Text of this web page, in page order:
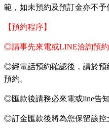
範，如未預約及預訂金亦不
【預約程序】
◎請事先來電或LINE洽詢預約
◎經電話預約確認後，請於預
預約。
◎匯款後請務必來電或line告
◎訂金匯款後將為您保留該控